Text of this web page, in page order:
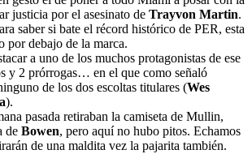
justicia por el asesinato de Trayvon Martin.
saber si bate el récord histórico de PER, esta
por debajo de la marca.
a uno de los muchos protagonistas de ese
y 2 prórrogas… en el que como señaló
de los dos escoltas titulares (Wes
).
pasada retiraban la camiseta de Mullin,
de Bowen, pero aquí no hubo pitos. Echamos
de una maldita vez la pajarita también.